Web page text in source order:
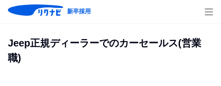
新卒採用
Jeep正規ディーラーでのカーセールス(営業
職)